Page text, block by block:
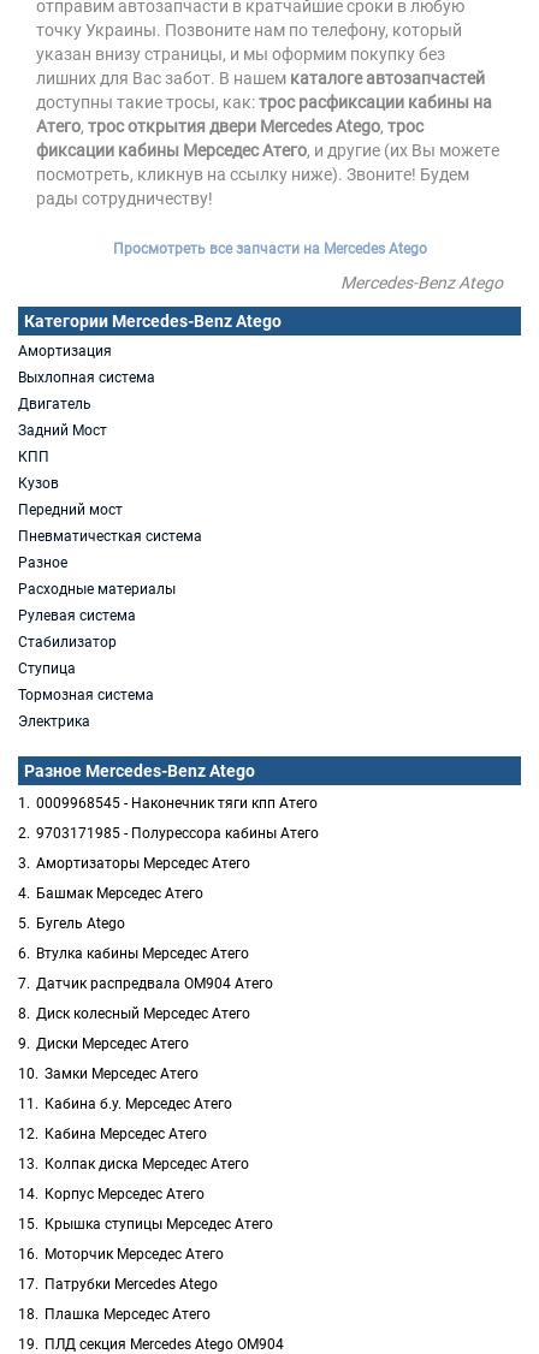
Категории Mercedes-Benz Atego
Амортизация
Выхлопная система
Двигатель
Задний Мост
КПП
Кузов
Передний мост
Пневматичесткая система
Разное
Расходные материалы
Рулевая система
Стабилизатор
Ступица
Тормозная система
Электрика
Разное Mercedes-Benz Atego
0009968545 - Наконечник тяги кпп Атего
9703171985 - Полурессора кабины Атего
Амортизаторы Мерседес Атего
Башмак Мерседес Атего
Бугель Atego
Втулка кабины Мерседес Атего
Датчик распредвала OM904 Атего
Диск колесный Мерседес Атего
Диски Мерседес Атего
Замки Мерседес Атего
Кабина б.у. Мерседес Атего
Кабина Мерседес Атего
Колпак диска Мерседес Атего
Корпус Мерседес Атего
Крышка ступицы Мерседес Атего
Моторчик Мерседес Атего
Патрубки Mercedes Atego
Плашка Мерседес Атего
ПЛД секция Mercedes Atego ОМ904
отправим автозапчасти в кратчайшие сроки в любую
точку Украины. Позвоните нам по телефону, который
указан внизу страницы, и мы оформим покупку без
лишних для Вас забот. В нашем каталоге автозапчастей
доступны такие тросы, как:трос расфиксации кабины на
Атего, трос открытия двери Mercedes Atego, трос
фиксации кабины Мерседес Атего, и другие (их Вы можете
посмотреть, кликнув на ссылку ниже). Звоните! Будем
рады сотрудничеству!
Просмотреть все запчасти на Mercedes Atego
Mercedes-Benz Atego